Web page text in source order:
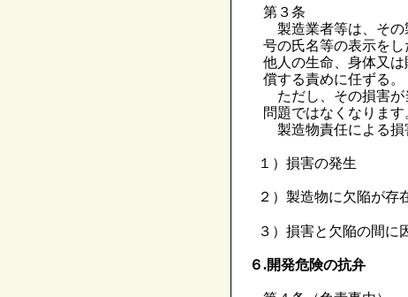
第３条
製造業者等は、その
号の氏名等の表示を
他人の生命、身体又
償する責めに任ずる。
ただし、その損害が
問題ではなくなります
製造物責任による損
１）損害の発生
２）製造物に欠陥が存
３）損害と欠陥の間に
６.開発危険の抗弁